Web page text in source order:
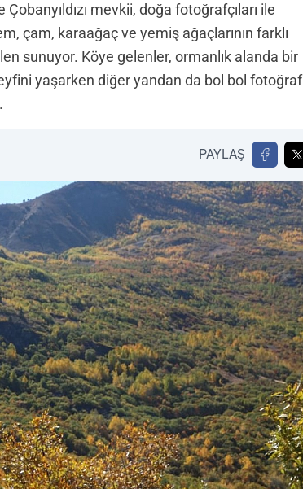
mevkii, doğa fotoğrafçıları ile
çam, karaağaç ve yemiş ağaçlarının farklı
sunuyor. Köye gelenler, ormanlık alanda bir
yaşarken diğer yandan da bol bol fotoğraf
PAYLAŞ